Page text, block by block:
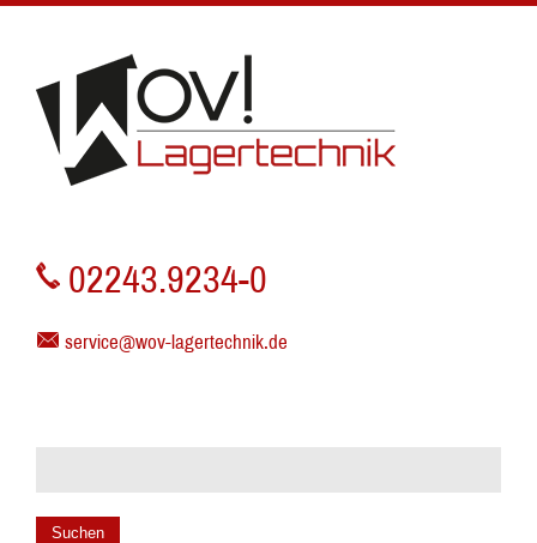
02243.9234-0
service@wov-lagertechnik.de
Suchen